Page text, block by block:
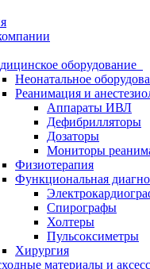
оборудование
Неонатальное
Реанимация и
Аппараты ИВЛ
Дефибрилляторы
Дозаторы
Мониторы
Физиотерапия
Функциональная
Спирографы
Холтеры
Пульсоксиметры
Хирургия
материалы и